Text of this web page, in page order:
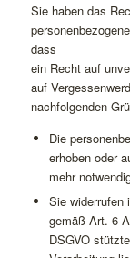
Sie haben das
dass
ein Recht auf
auf
nachfolgenden
Die
erhoben oder
mehr
Sie widerrufen
gemäß Art. 6
DSGVO